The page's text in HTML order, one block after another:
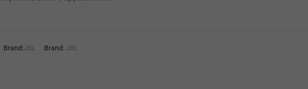
Brand:JBL Brand: JBL